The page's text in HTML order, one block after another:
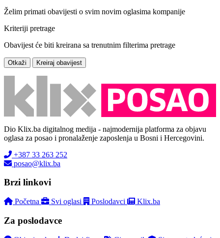
Želim primati obavijesti o svim novim oglasima kompanije
Kriteriji pretrage
Obavijest će biti kreirana sa trenutnim filterima pretrage
Otkaži Kreiraj obavijest
Dio Klix.ba digitalnog medija - najmodernija platforma za objavu
oglasa za posao i pronalaženje zaposlenja u Bosni i Hercegovini.
+387 33 263 252
posao@klix.ba
Brzi linkovi
Početna Svi oglasi Poslodavci Klix.ba
Za poslodavce